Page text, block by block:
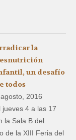
la
un desafío
todos
2016
jueves 4 a las 17
la Sala B del
de la XIII Feria del